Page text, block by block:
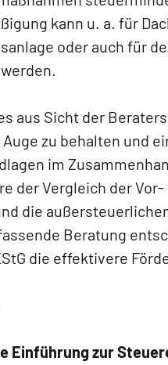
kann u. a. für
oder auch für
aus Sicht der
Auge zu behalten und
im
der Vergleich der
die
Beratung
die effektivere
Einführung zur